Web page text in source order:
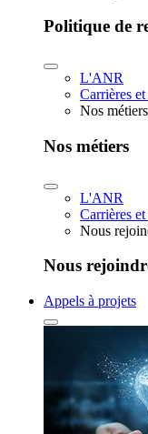
Politique de
L'ANR
Carrières
Nos métiers
Nos métiers
L'ANR
Carrières
Nous
Nous
Appels à projets